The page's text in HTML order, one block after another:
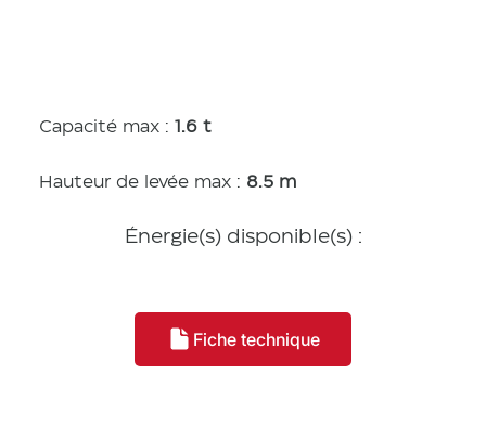
Capacité max :1.6 t
Hauteur de levée max : 8.5 m
Énergie(s) disponible(s) :
Fiche technique